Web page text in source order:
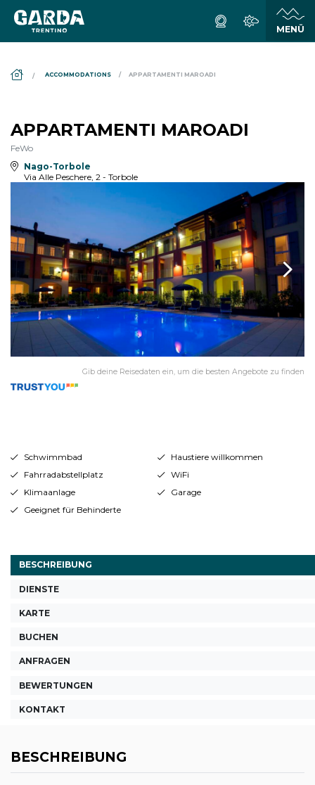
ACCOMMODATIONS APPARTAMENTI MAROADI
APPARTAMENTI MAROADI
FeWo
Nago-Torbole
Via Alle Peschere, 2 - Torbole
Gib deine Reisedaten ein, um die besten Angebote zu finden
Schwimmbad
Haustiere willkommen
Fahrradabstellplatz
WiFi
Klimaanlage
Garage
Geeignet für Behinderte
BESCHREIBUNG
DIENSTE
KARTE
BUCHEN
ANFRAGEN
BEWERTUNGEN
KONTAKT
BESCHREIBUNG